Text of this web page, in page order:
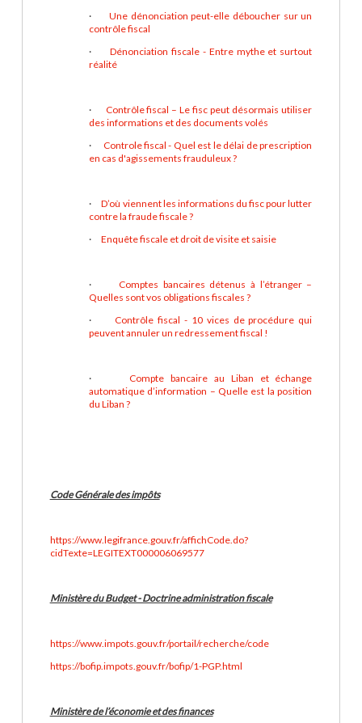
· Une dénonciation peut-elle déboucher sur un
contrôle fiscal
· Dénonciation fiscale - Entre mythe et surtout
réalité
· Contrôle fiscal – Le fisc peut désormais utiliser
des informations et des documents volés
· Controle fiscal - Quel est le délai de prescription
en cas d'agissements frauduleux ?
·D’où viennent les informations du fisc pour lutter
contre la fraude fiscale ?
· Enquête fiscale et droit de visite et saisie
· Comptes bancaires détenus à l’étranger –
Quelles sont vos obligations fiscales ?
·Contrôle fiscal - 10 vices de procédure qui
peuvent annuler un redressement fiscal !
· Compte bancaire au Liban et échange
automatique d’information – Quelle est la position
du Liban ?
Code Générale des impôts
https://www.legifrance.gouv.fr/affichCode.do?
cidTexte=LEGITEXT000006069577
Ministère du Budget - Doctrine administration fiscale
https://www.impots.gouv.fr/portail/recherche/code
https://bofip.impots.gouv.fr/bofip/1-PGP.html
Ministère de l’économie et des finances